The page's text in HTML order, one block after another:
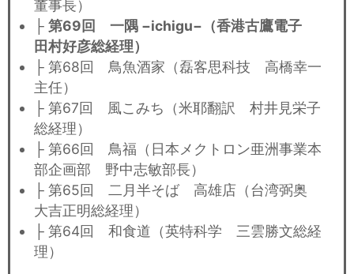
董事長）
├ 第69回 一隅 −ichigu−（香港古鷹電子
田村好彦総経理）
├ 第68回 鳥魚酒家（磊客思科技 高橋幸一
主任）
├ 第67回 風こみち（米耶翻訳 村井見栄子
総経理）
├ 第66回 鳥福（日本メクトロン亜洲事業本
部企画部 野中志敏部長）
├ 第65回 二月半そば 高雄店（台湾弼奥
大吉正明総経理）
├ 第64回 和食道（英特科学 三雲勝文総経
理）